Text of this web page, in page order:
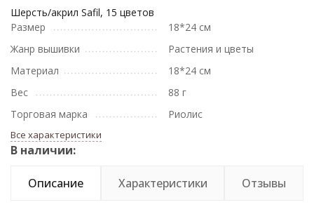
Шерсть/акрил Safil, 15 цветов
Размер
18*24 см
Жанр вышивки
Растения и цветы
Материал
18*24 см
Вес
88 г
Торговая марка
Риолис
Все характеристики
В наличии:
Описание Характеристики Отзывы